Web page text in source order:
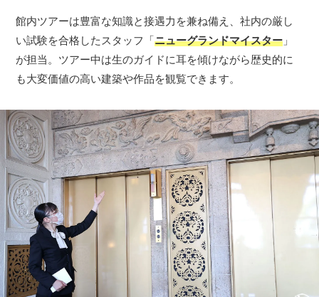
館内ツアーは豊富な知識と接遇力を兼ね備え、社内の厳し
い試験を合格したスタッフ「ニューグランドマイスター 」
が担当。ツアー中は生のガイドに耳を傾けながら歴史的に
も大変価値の高い建築や作品を観覧できます。